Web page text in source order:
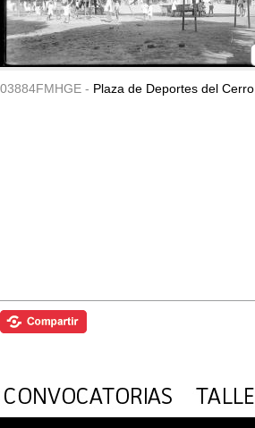
03884FMHGE - Plaza de Deportes del Cerro.